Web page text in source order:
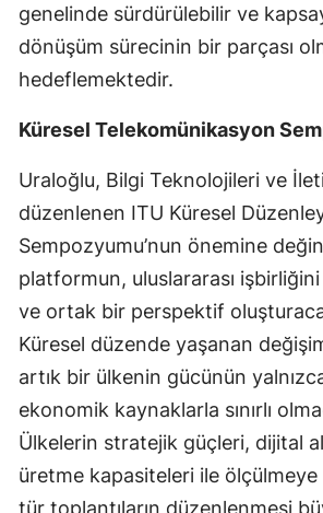
genelinde sürdürülebilir ve
dönüşüm sürecinin bir parçası
hedeflemektedir.
Küresel Telekomünikasyon
Uraloğlu, Bilgi Teknolojileri ve
düzenlenen ITU Küresel
Sempozyumu’nun önemine
platformun, uluslararası
ve ortak bir perspektif
Küresel düzende yaşanan
artık bir ülkenin gücünün
ekonomik kaynaklarla sınırlı
Ülkelerin stratejik güçleri, dijital
üretme kapasiteleri ile ölçülmeye
tür toplantıların düzenlenmesi